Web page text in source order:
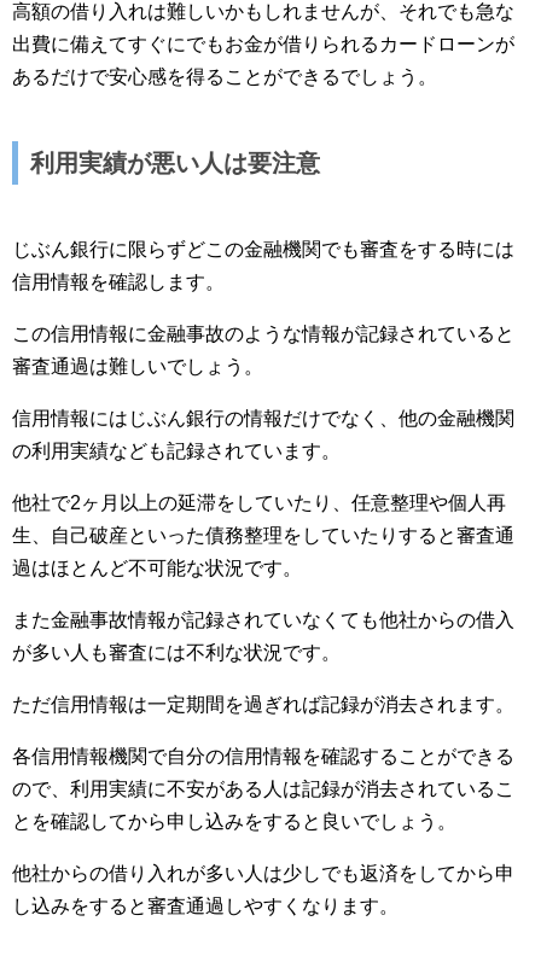
高額の借り入れは難しいかもしれませんが、それでも急な
出費に備えてすぐにでもお金が借りられるカードローンが
あるだけで安心感を得ることができるでしょう。
利用実績が悪い人は要注意
じぶん銀行に限らずどこの金融機関でも審査をする時には
信用情報を確認します。
この信用情報に金融事故のような情報が記録されていると
審査通過は難しいでしょう。
信用情報にはじぶん銀行の情報だけでなく、他の金融機関
の利用実績なども記録されています。
他社で2ヶ月以上の延滞をしていたり、任意整理や個人再
生、自己破産といった債務整理をしていたりすると審査通
過はほとんど不可能な状況です。
また金融事故情報が記録されていなくても他社からの借入
が多い人も審査には不利な状況です。
ただ信用情報は一定期間を過ぎれば記録が消去されます。
各信用情報機関で自分の信用情報を確認することができる
ので、利用実績に不安がある人は記録が消去されているこ
とを確認してから申し込みをすると良いでしょう。
他社からの借り入れが多い人は少しでも返済をしてから申
し込みをすると審査通過しやすくなります。